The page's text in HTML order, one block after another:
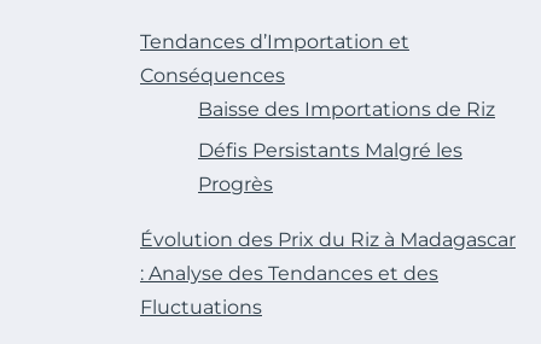
Tendances d’Importation et
Conséquences
Baisse des Importations de Riz
Défis Persistants Malgré les
Progrès
Évolution des Prix du Riz à Madagascar
: Analyse des Tendances et des
Fluctuations